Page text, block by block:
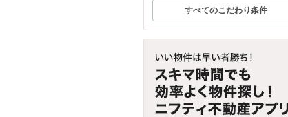
すべてのこだわり条件